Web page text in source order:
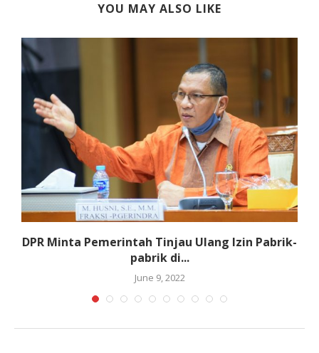
YOU MAY ALSO LIKE
DPR Minta Pemerintah Tinjau Ulang Izin Pabrik-
pabrik di...
June 9, 2022